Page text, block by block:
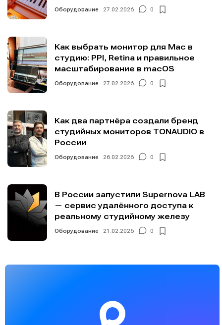
Оборудование 27.02.2026 0
Как выбрать монитор для Mac в
студию: PPI, Retina и правильное
масштабирование в macOS
Оборудование 27.02.2026 0
Как два партнёра создали бренд
студийных мониторов TONAUDIO в
России
Оборудование 26.02.2026 0
В России запустили Supernova LAB
— сервис удалённого доступа к
реальному студийному железу
Оборудование 21.02.2026 0